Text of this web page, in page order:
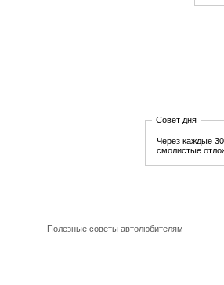
Совет дня
Через каждые
смолистые
Полезные советы автолюбителям